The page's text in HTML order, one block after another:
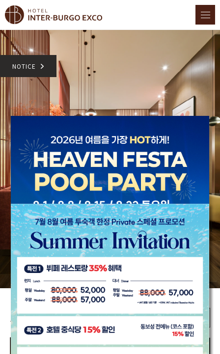
Special Offers
Heavenly Pool OPEN
야외 수영장 헤븐리풀 오픈 얼리
시즌 월~금만 운영합니다!!
얼리 레이트 시즌 월~금요일만
운영 합니다!!!
MORE
NOTICE